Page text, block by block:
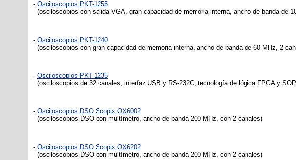
- Osciloscopios PKT-1255
(osciloscopios con salida VGA, gran capacidad de memoria interna, ancho de banda de
- Osciloscopios PKT-1240
(osciloscopios con gran capacidad de memoria interna, ancho de banda de 60 MHz, 2
- Osciloscopios PKT-1235
(osciloscopios de 32 canales, interfaz USB y RS-232C, tecnología de lógica FPGA y
- Osciloscopios DSO Scopix OX6002
(osciloscopios DSO con multímetro, ancho de banda 200 MHz, con 2 canales)
- Osciloscopios DSO Scopix OX6202
(osciloscopios DSO con multímetro, ancho de banda 200 MHz, con 2 canales)